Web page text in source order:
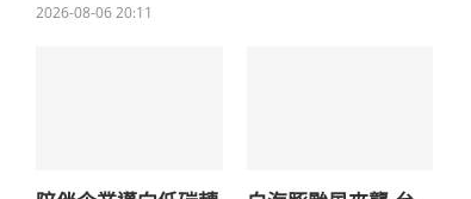
2026-08-06 20:11